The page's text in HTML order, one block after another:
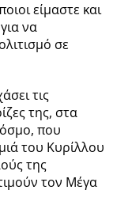
είμαστε και
να
σε
τις
της, στα
που
του Κυρίλλου
της
τον Μέγα